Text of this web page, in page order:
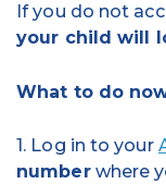
If you do not
your child will
What to do
1. Log in to your
numberwhere